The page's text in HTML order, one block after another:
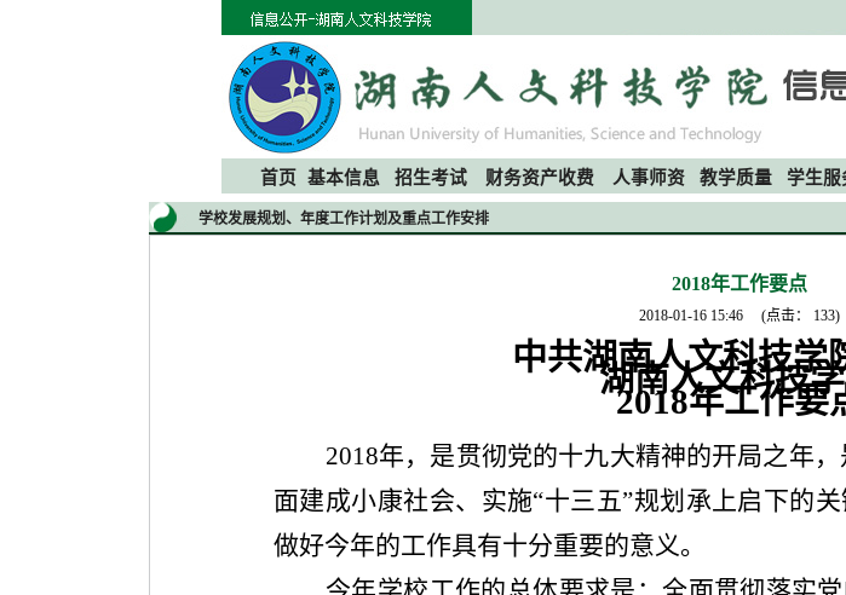
首页 基本信息 招生考试 财务资产收费 人事师资 教学质量 学生服
学校发展规划、年度工作计划及重点工作安排
2018年工作要点
2018-01-16 15:46 (点击： 133)
中共湖南人文科技学
湖南人文科技
2018年工作要
2018年，是贯彻党的十九大精神的开局之年
面建成小康社会、实施“十三五”规划承上启下的
做好今年的工作具有十分重要的意义。